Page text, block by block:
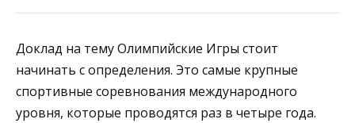
Доклад на тему Олимпийские Игры стоит
начинать с определения. Это самые крупные
спортивные соревнования международного
уровня, которые проводятся раз в четыре года.